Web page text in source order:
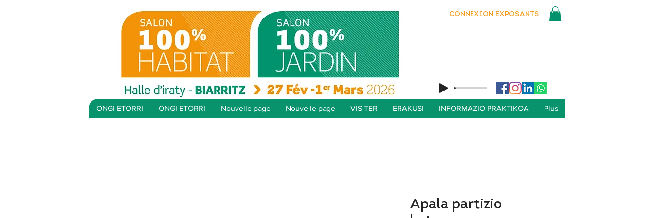
CONNEXION EXPOSANTS
ONGI ETORRI ONGI ETORRI Nouvelle page Nouvelle page VISITER ERAKUSI INFORMAZIO PRAKTIKOA Plus
Apala partizio